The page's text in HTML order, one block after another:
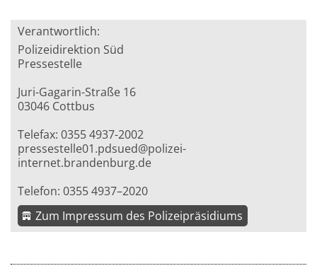
Verantwortlich:
Polizeidirektion Süd
Pressestelle
Juri-Gagarin-Straße 16
03046 Cottbus
Telefax: 0355 4937-2002
pressestelle01.pdsued@polizei-
internet.brandenburg.de
Telefon: 0355 4937–2020
Zum Impressum des Polizeipräsidiums